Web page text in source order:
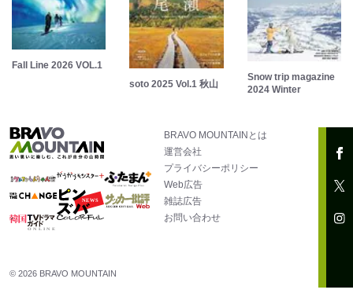
Fall Line 2026 VOL.1
soto 2025 Vol.1 秋山
Snow trip magazine
2024 Winter
BRAVO MOUNTAINとは
運営会社
プライバシーポリシー
Web広告
雑誌広告
お問い合わせ
© 2026 BRAVO MOUNTAIN